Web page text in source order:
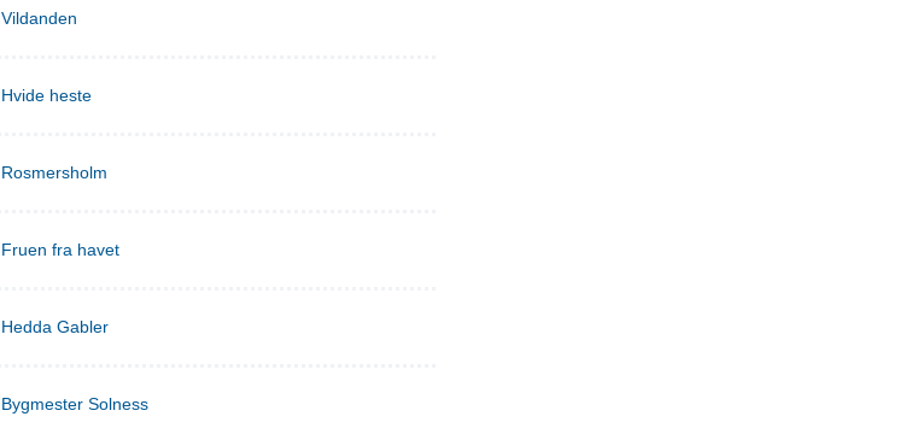
Vildanden
Hvide heste
Rosmersholm
Fruen fra havet
Hedda Gabler
Bygmester Solness